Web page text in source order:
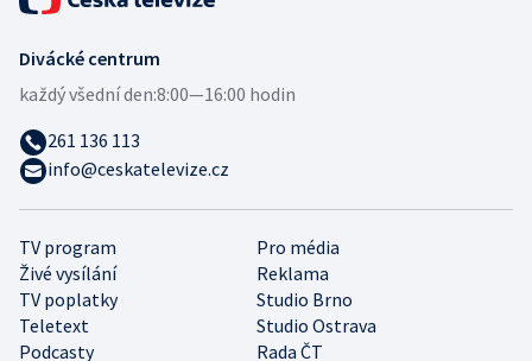
TV program
Pro média
Živé vysílání
Reklama
TV poplatky
Studio Brno
Teletext
Studio Ostrava
Podcasty
Rada ČT
Divácké centrum
každý všední den:8:00—16:00 hodin
261 136 113
info@ceskatelevize.cz